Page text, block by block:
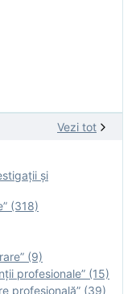
Vezi tot
şi
(318)
(9)
profesionale” (15)
profesională” (39)